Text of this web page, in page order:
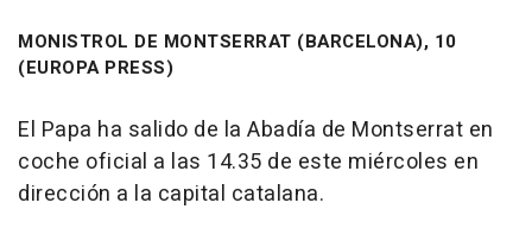
MONISTROL DE MONTSERRAT (BARCELONA), 10
(EUROPA PRESS)
El Papa ha salido de la Abadía de Montserrat en
coche oficial a las 14.35 de este miércoles en
dirección a la capital catalana.